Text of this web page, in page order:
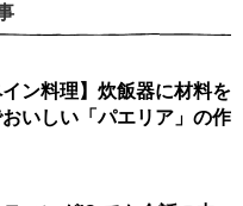
イン料理】炊飯器に材料を
いしい「パエリア」の作